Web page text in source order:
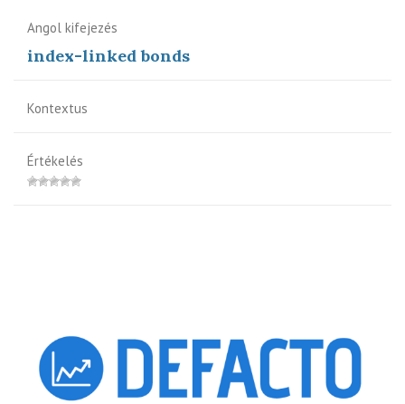
Angol kifejezés
index-linked bonds
Kontextus
Értékelés